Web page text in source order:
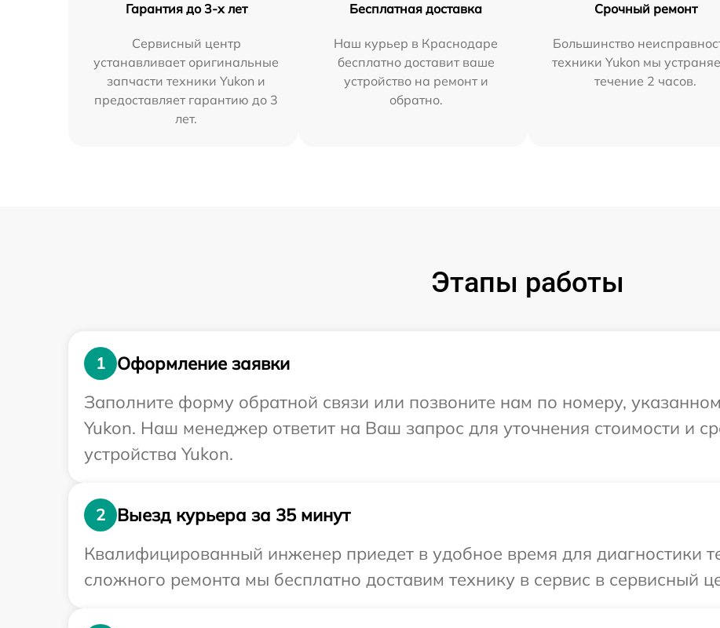
Гарантия до 3-х лет
Сервисный центр
устанавливает оригинальные
запчасти техники Yukon и
предоставляет гарантию до 3
лет.
Бесплатная доставка
Наш курьер в Краснодаре
бесплатно доставит ваше
устройство на ремонт и
обратно.
Срочный ремонт
Большинство
техники Yukon мы
течение 2 часов.
Этапы работы
1
Оформление заявки
Заполните форму обратной связи или позвоните нам по номеру,
Yukon. Наш менеджер ответит на Ваш запрос для уточнения стоимости и
устройства Yukon.
2
Выезд курьера за 35 минут
Квалифицированный инженер приедет в удобное время для диагностики
сложного ремонта мы бесплатно доставим технику в сервис в сервисный